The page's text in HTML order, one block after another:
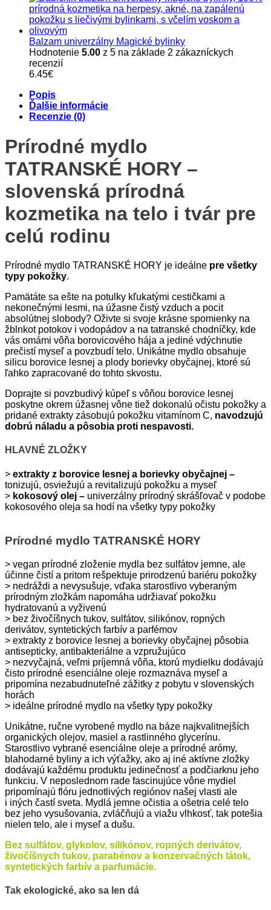
Balzam univerzálny Magické bylinky
Hodnotenie 5.00 z 5 na základe 2 zákazníckych
recenzií
6.45€
Popis
Ďalšie informácie
Recenzie (0)
Prírodné mydlo
TATRANSKÉ HORY –
slovenská prírodná
kozmetika na telo i tvár pre
celú rodinu
Prírodné mydlo TATRANSKÉ HORY je ideálne pre všetky
typy pokožky.
Pamätáte sa ešte na potulky kľukatými cestičkami a
nekonečnými lesmi, na úžasne čistý vzduch a pocit
absolútnej slobody? Oživte si svoje krásne spomienky na
žblnkot potokov i vodopádov a na tatranské chodníčky, kde
vás omámi vôňa borovicového hája a jediné vdýchnutie
prečistí myseľ a povzbudí telo. Unikátne mydlo obsahuje
silicu borovice lesnej a plody borievky obyčajnej, ktoré sú
ľahko zapracované do tohto skvostu.
Doprajte si povzbudivý kúpeľ s vôňou borovice lesnej
poskytne okrem úžasnej vône tiež dokonalú očistu pokožky a
pridané extrakty zásobujú pokožku vitamínom C, navodzujú
dobrú náladu a pôsobia proti nespavosti.
HLAVNÉ ZLOŽKY
> extrakty z borovice lesnej a borievky obyčajnej –
tonizujú, osviežujú a revitalizujú pokožku a myseľ
> kokosový olej – univerzálny prírodný skrášľovač v podobe
kokosového oleja sa hodí na všetky typy pokožky
Prírodné mydlo TATRANSKÉ HORY
> vegan prírodné zloženie mydla bez sulfátov jemne, ale
účinne čistí a pritom rešpektuje prirodzenú bariéru pokožky
> nedráždi a nevysušuje, vďaka starostlivo vyberaným
prírodným zložkám napomáha udržiavať pokožku
hydratovanú a vyživenú
> bez živočíšnych tukov, sulfátov, silikónov, ropných
derivátov, syntetických farbív a parfémov
> extrakty z borovice lesnej a borievky obyčajnej pôsobia
antisepticky, antibakteriálne a vzpružujúco
> nezvyčajná, veľmi príjemná vôňa, ktorú mydielku dodávajú
čisto prírodné esenciálne oleje rozmaznáva myseľ a
pripomína nezabudnuteľné zážitky z pobytu v slovenských
horách
> ideálne prírodné mydlo na všetky typy pokožky
Unikátne, ručne vyrobené mydlo na báze najkvalitnejších
organických olejov, masiel a rastlinného glycerínu.
Starostlivo vybrané esenciálne oleje a prírodné arómy,
blahodarné byliny a ich výťažky, ako aj iné aktívne zložky
dodávajú každému produktu jedinečnosť a podčiarknu jeho
funkciu. V neposlednom rade fascinujúce vône mydiel
pripomínajú flóru jednotlivých regiónov našej vlasti ale
i iných častí sveta. Mydlá jemne očistia a ošetria celé telo
bez jeho vysušovania, zvláčňujú a viažu vlhkosť, tak potešia
nielen telo, ale i myseľ a dušu.
Bez sulfátov, glykolov, silikónov, ropných derivátov,
živočíšnych tukov, parabénov a konzervačných látok,
syntetických farbív a parfumácie.
Tak ekologické, ako sa len dá